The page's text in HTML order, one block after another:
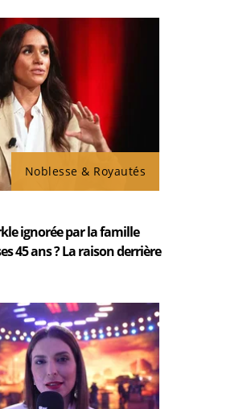
Noblesse & Royautés
ignorée par la famille
45 ans ? La raison derrière